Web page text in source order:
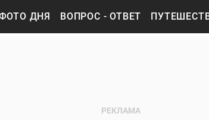
ДНЯ ВОПРОС - ОТВЕТ